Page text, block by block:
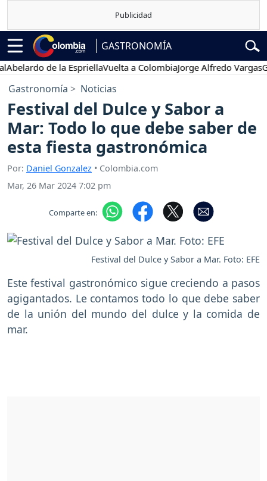
GASTRONOMÍA
de la EspriellaVuelta a ColombiaJorge Alfredo Vargas
Gastronomía Noticias
Festival del Dulce y Sabor a
Mar: Todo lo que debe saber de
esta fiesta gastronómica
Por: Daniel Gonzalez • Colombia.com
Mar, 26 Mar 2024 7:02 pm
Comparte en:
Festival del Dulce y Sabor a Mar. Foto: EFE
Este festival gastronómico sigue creciendo a pasos
agigantados. Le contamos todo lo que debe saber
de la unión del mundo del dulce y la comida de
mar.